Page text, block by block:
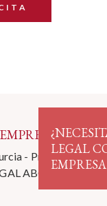
EN
LEGAL